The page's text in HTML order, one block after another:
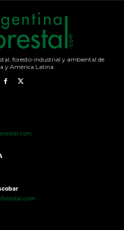
foresto-industrial y ambiental de
y América Latina